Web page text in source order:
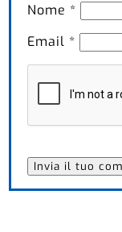
Nome *
Email *